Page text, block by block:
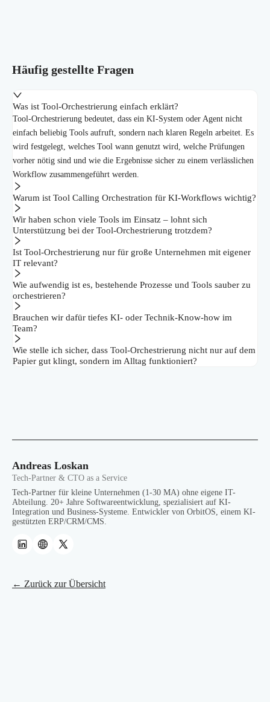
Häufig gestellte Fragen
Was ist Tool-Orchestrierung einfach erklärt?
Tool-Orchestrierung bedeutet, dass ein KI-System oder Agent nicht
einfach beliebig Tools aufruft, sondern nach klaren Regeln arbeitet. Es
wird festgelegt, welches Tool wann genutzt wird, welche Prüfungen
vorher nötig sind und wie die Ergebnisse sicher zu einem verlässlichen
Workflow zusammengeführt werden.
Warum ist Tool Calling Orchestration für KI-Workflows wichtig?
Wir haben schon viele Tools im Einsatz – lohnt sich
Unterstützung bei der Tool-Orchestrierung trotzdem?
Ist Tool-Orchestrierung nur für große Unternehmen mit eigener
IT relevant?
Wie aufwendig ist es, bestehende Prozesse und Tools sauber zu
orchestrieren?
Brauchen wir dafür tiefes KI- oder Technik-Know-how im
Team?
Wie stelle ich sicher, dass Tool-Orchestrierung nicht nur auf dem
Papier gut klingt, sondern im Alltag funktioniert?
Andreas Loskan
Tech-Partner & CTO as a Service
Tech-Partner für kleine Unternehmen (1-30 MA) ohne eigene IT-
Abteilung. 20+ Jahre Softwareentwicklung, spezialisiert auf KI-
Integration und Business-Systeme. Entwickler von OrbitOS, einem KI-
gestützten ERP/CRM/CMS.
← Zurück zur Übersicht